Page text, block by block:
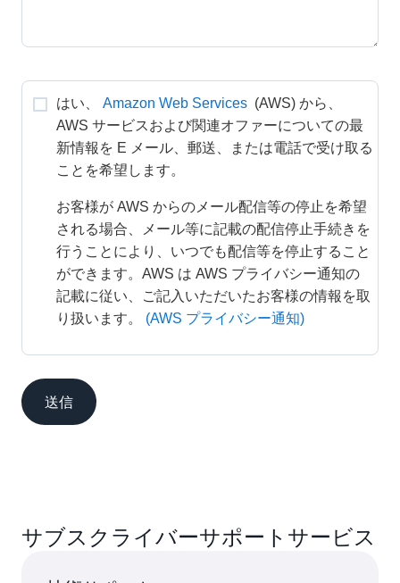
はい、 Amazon Web Services (AWS) から、
AWS サービスおよび関連オファーについての最
新情報を E メール、郵送、または電話で受け取る
ことを希望します。
お客様が AWS からのメール配信等の停止を希望
される場合、メール等に記載の配信停止手続きを
行うことにより、いつでも配信等を停止すること
ができます。AWS は AWS プライバシー通知の
記載に従い、ご記入いただいたお客様の情報を取
り扱います。
(AWS プライバシー通知)
送信
サブスクライバーサポートサービス